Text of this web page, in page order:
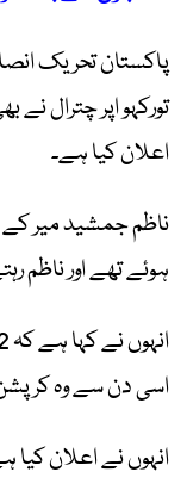
پاکستان تحریک
تورکہو اپر چترال
اعلان کیا ہے۔
ناظم جمشید میر
ہوئے تھے اور ناظم
اسی دن سے وہ
انہوں نے اعلان